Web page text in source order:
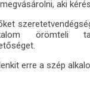
aki
örömteli
erre a szép